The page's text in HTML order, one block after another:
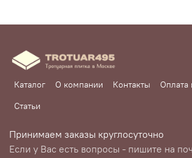
Каталог О компании Контакты
Оплата
Статьи
Принимаем заказы круглосуточно
Если у Вас есть вопросы - пишите на